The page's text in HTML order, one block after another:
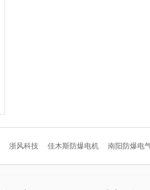
浙风科技 佳木斯防爆电机 南阳防爆电